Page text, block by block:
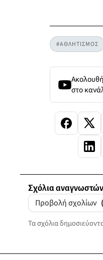
#ΑΘΛΗΤΙΣΜΟΣ
στο
Σχόλια αναγνωστών
Προβολή σχολίων
Τα σχόλια